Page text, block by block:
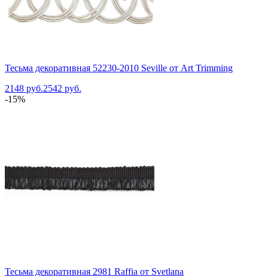
Тесьма декоративная 52230-2010 Seville от Art Trimming
2148 руб.2542 руб.
-15%
Тесьма декоративная 2981 Raffia от Svetlana